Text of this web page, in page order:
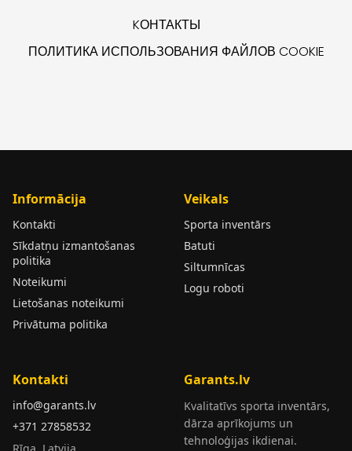
KОНТАКТЫ
ПОЛИТИКА ИСПОЛЬЗОВАНИЯ ФАЙЛОВ COOKIE
Informācija
Kontakti
Sīkdatņu izmantošanas
politika
Noteikumi
Lietošanas noteikumi
Privātuma politika
Veikals
Sporta inventārs
Batuti
Siltumnīcas
Logu roboti
Kontakti
info@garants.lv
+371 27858532
Rīga, Latvija
Garants.lv
Kvalitatīvs sporta inventārs,
dārza aprīkojums un
tehnoloģijas ikdienai.